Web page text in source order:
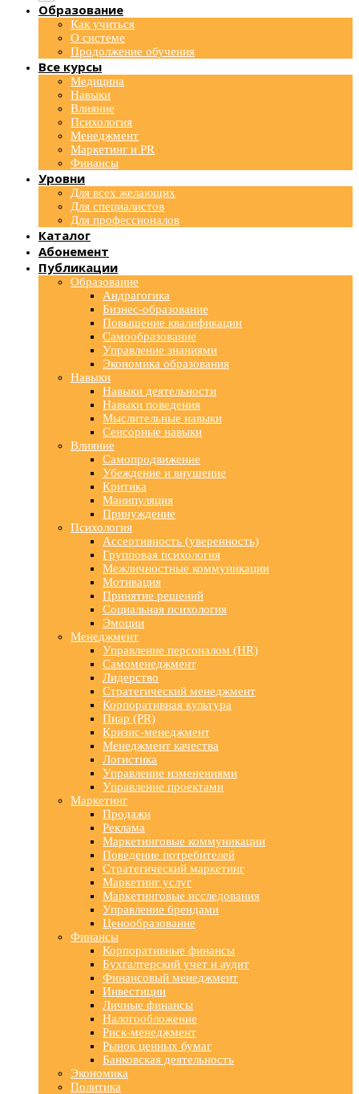
Образование
Как учиться
О системе
Продолжение обучения
Все курсы
Медицина
Навыки
Влияние
Психология
Менеджмент
Маркетинг и PR
Финансы
Уровни
Для всех желающих
Для специалистов
Для профессионалов
Каталог
Абонемент
Публикации
Образование
Андрагогика
Бизнес-образование
Повышение квалификации
Самообразование
Управление знаниями
Экономика образования
Навыки
Навыки деятельности
Навыки поведения
Мыслительные навыки
Сенсорные навыки
Влияние
Самопродвижение
Убеждение и внушение
Критика
Манипуляция
Принуждение
Психология
Ассертивность (уверенность)
Групповая психология
Межличностные коммуникации
Мотивация
Принятие решений
Социальная психология
Эмоции
Менеджмент
Управление персоналом (HR)
Самоменеджмент
Лидерство
Стратегический менеджмент
Корпоративная культура
Пиар (PR)
Кризис-менеджмент
Менеджмент качества
Логистика
Управление изменениями
Управление проектами
Маркетинг
Продажи
Реклама
Маркетинговые коммуникации
Поведение потребителей
Стратегический маркетинг
Маркетинг услуг
Маркетинговые исследования
Управление брендами
Ценообразование
Финансы
Корпоративные финансы
Бухгалтерский учет и аудит
Финансовый менеджмент
Инвестиции
Личные финансы
Налогообложение
Риск-менеджмент
Рынок ценных бумаг
Банковская деятельность
Экономика
Политика